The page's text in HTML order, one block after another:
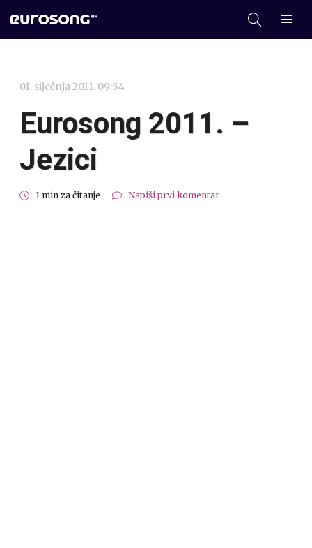
01. siječnja 2011. 09:54
Eurosong 2011. –
Jezici
1 min za čitanje Napiši prvi komentar